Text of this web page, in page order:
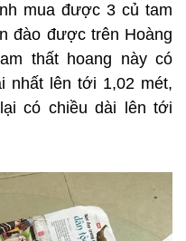
mua được 3 củ tam
đào được trên Hoàng
thất hoang này có
nhất lên tới 1,02 mét,
có chiều dài lên tới